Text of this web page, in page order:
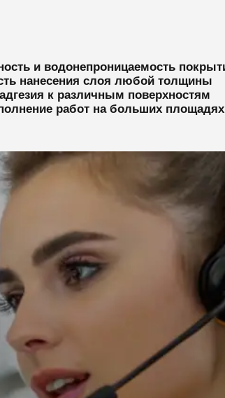
и водонепроницаемость
нанесения слоя любой толщины
к различным поверхностям
работ на больших площадях